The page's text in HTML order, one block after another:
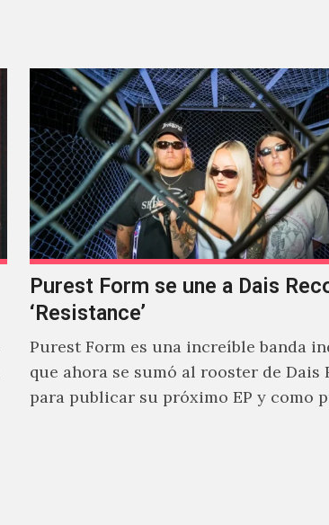
Purest Form se une a Dais
‘Resistance’
Purest Form es una increíble banda
que ahora se sumó al rooster de Dais
para publicar su próximo EP y como